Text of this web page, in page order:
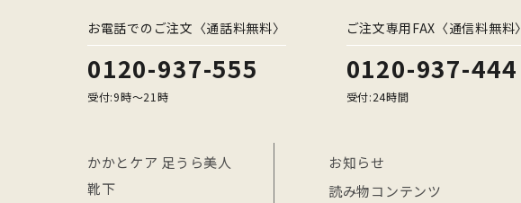
お電話でのご注文〈通話料無料〉
0120-937-555
受付:9時〜21時
ご注文専用FAX〈通信料無料〉
0120-937-444
受付:24時間
かかとケア 足うら美人
靴下
お知らせ
読み物コンテンツ